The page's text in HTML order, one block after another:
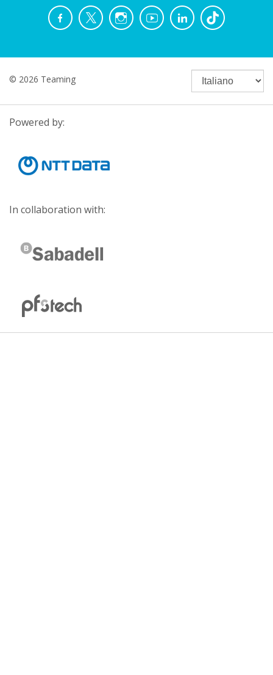
© 2026 Teaming
Powered by:
In collaboration with: